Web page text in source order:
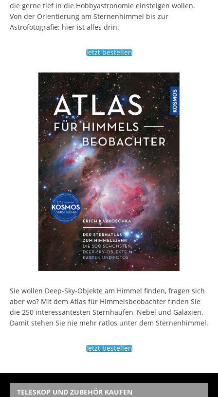
die gerne tief in die Hobbyastronomie einsteigen wollen.
Von der Orientierung am Sternenhimmel bis zur
Astrofotografie: hier ist alles drin.
Jetzt bestellen
Sie wollen Deep-Sky-Objekte am Himmel finden, fragen sich
aber wo? Mit dem Atlas für Himmelsbeobachter finden Sie
die 250 interessantesten Sternhaufen, Nebel und Galaxien.
Damit stehen Sie nie mehr ratlos unter dem Sternenhimmel.
Jetzt bestellen
TELESKOP UND ZUBEHÖR KAUFEN